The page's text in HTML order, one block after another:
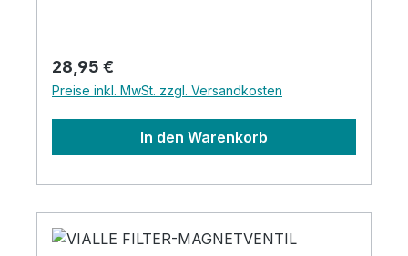
Regulärer Preis:
28,95 €
Preise inkl. MwSt. zzgl. Versandkosten
In den Warenkorb